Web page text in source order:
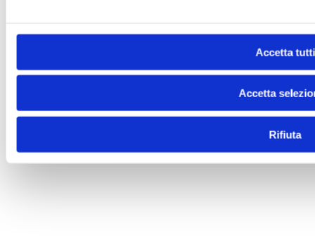
Accetta tutti
Accetta
Rifiuta